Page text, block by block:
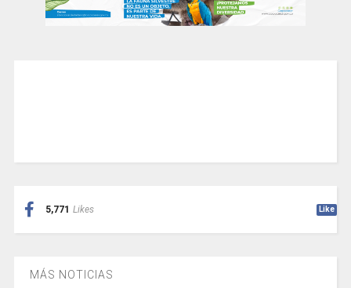
5,771 Likes Like
MÁS NOTICIAS